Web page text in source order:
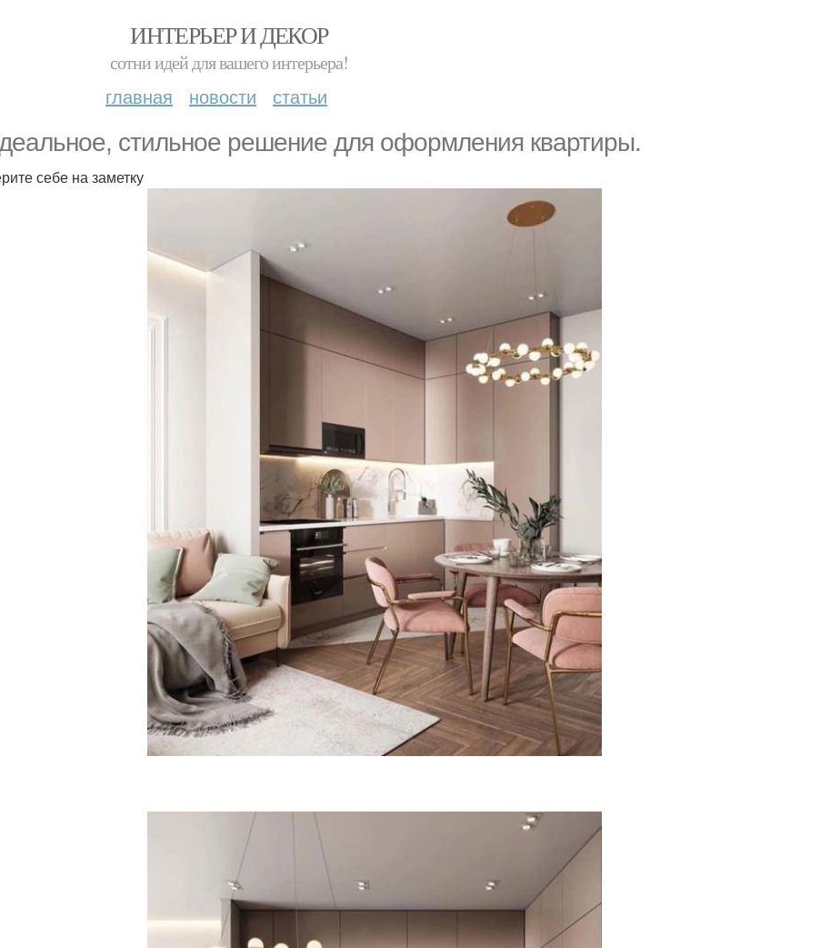
ИНТЕРЬЕР И ДЕКОР
сотни идей для вашего интерьера!
главная новости статьи
стильное решение для оформления квартиры.
себе на заметку